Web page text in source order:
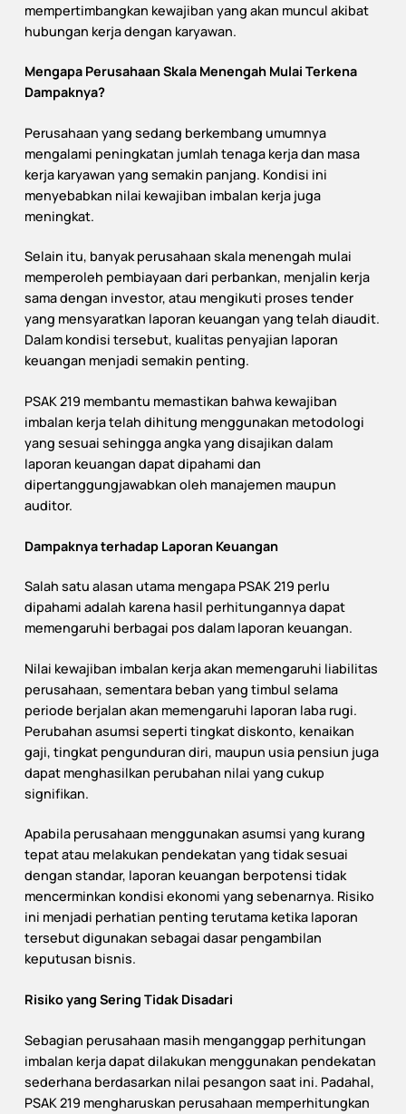
mempertimbangkan kewajiban yang akan muncul akibat
hubungan kerja dengan karyawan.
Mengapa Perusahaan Skala Menengah Mulai Terkena
Dampaknya?
Perusahaan yang sedang berkembang umumnya
mengalami peningkatan jumlah tenaga kerja dan masa
kerja karyawan yang semakin panjang. Kondisi ini
menyebabkan nilai kewajiban imbalan kerja juga
meningkat.
Selain itu, banyak perusahaan skala menengah mulai
memperoleh pembiayaan dari perbankan, menjalin kerja
sama dengan investor, atau mengikuti proses tender
yang mensyaratkan laporan keuangan yang telah diaudit.
Dalam kondisi tersebut, kualitas penyajian laporan
keuangan menjadi semakin penting.
PSAK 219 membantu memastikan bahwa kewajiban
imbalan kerja telah dihitung menggunakan metodologi
yang sesuai sehingga angka yang disajikan dalam
laporan keuangan dapat dipahami dan
dipertanggungjawabkan oleh manajemen maupun
auditor.
Dampaknya terhadap Laporan Keuangan
Salah satu alasan utama mengapa PSAK 219 perlu
dipahami adalah karena hasil perhitungannya dapat
memengaruhi berbagai pos dalam laporan keuangan.
Nilai kewajiban imbalan kerja akan memengaruhi liabilitas
perusahaan, sementara beban yang timbul selama
periode berjalan akan memengaruhi laporan laba rugi.
Perubahan asumsi seperti tingkat diskonto, kenaikan
gaji, tingkat pengunduran diri, maupun usia pensiun juga
dapat menghasilkan perubahan nilai yang cukup
signifikan.
Apabila perusahaan menggunakan asumsi yang kurang
tepat atau melakukan pendekatan yang tidak sesuai
dengan standar, laporan keuangan berpotensi tidak
mencerminkan kondisi ekonomi yang sebenarnya. Risiko
ini menjadi perhatian penting terutama ketika laporan
tersebut digunakan sebagai dasar pengambilan
keputusan bisnis.
Risiko yang Sering Tidak Disadari
Sebagian perusahaan masih menganggap perhitungan
imbalan kerja dapat dilakukan menggunakan pendekatan
sederhana berdasarkan nilai pesangon saat ini. Padahal,
PSAK 219 mengharuskan perusahaan memperhitungkan